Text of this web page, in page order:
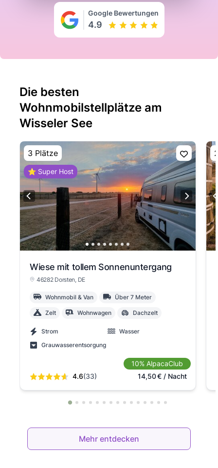
Google Bewertungen
4.9
Die besten
Wohnmobilstellplätze am
Wisseler See
3 Plätze
⭐ Super Host
Wiese mit tollem Sonnenuntergang
46282 Dorsten, DE
Wohnmobil & Van Über 7 Meter
Zelt Wohnwagen Dachzelt
Strom
Wasser
Grauwasserentsorgung
4.6(33)
10% AlpacaClub
14,50€/ Nacht
View slide 1
View slide 2
View slide 3
View slide 4
View slide 5
View slide 6
View slide 7
View slide 8
View slide 9
View slide 10
View slide 11
View slide 12
View slide 13
Mehr entdecken